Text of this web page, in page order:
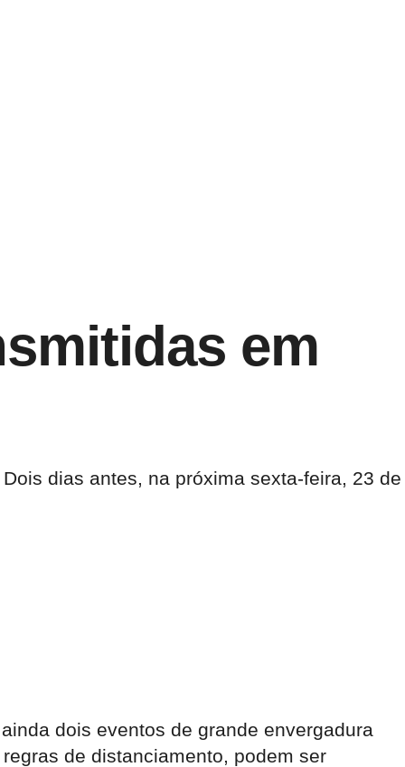
em
dias antes, na próxima sexta-feira, 23 de
dois eventos de grande envergadura
de distanciamento, podem ser